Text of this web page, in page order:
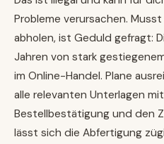
Probleme verursachen.
abholen, ist Geduld gefragt:
Jahren von stark
im Online-Handel. Plane
alle relevanten Unterlagen
Bestellbestätigung und den
lässt sich die Abfertigung